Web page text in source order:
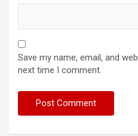
Save my name, email, and
next time I comment.